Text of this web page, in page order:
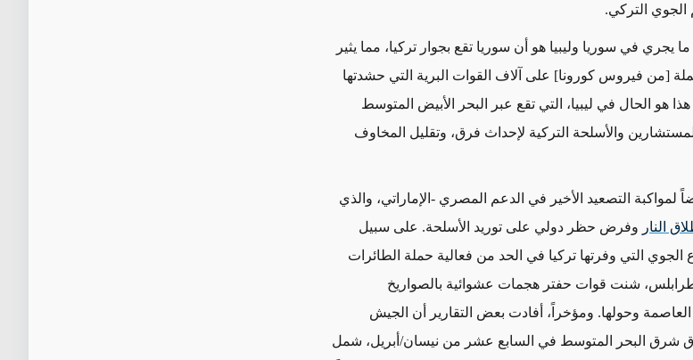
الجوي التركي.
يجري في سوريا وليبيا هو أن سوريا تقع بجوار تركيا، مما يثير
[من فيروس كورونا] على آلاف القوات البرية التي حشدتها
هو الحال في ليبيا، التي تقع عبر البحر الأبيض المتوسط
والأسلحة التركية لإحداث فرق، وتقليل المخاوف
لمواكبة التصعيد الأخير في الدعم المصري -الإماراتي، والذي
النار وفرض حظر دولي على توريد الأسلحة. على سبيل
الجوي التي وفرتها تركيا في الحد من فعالية حملة الطائرات
طرابلس، شنت قوات حفتر هجمات عشوائية بالصواريخ
وحولها. ومؤخراً، أفادت بعض التقارير أن الجيش
شرق البحر المتوسط ​​في السابع عشر من نيسان/أبريل، شمل